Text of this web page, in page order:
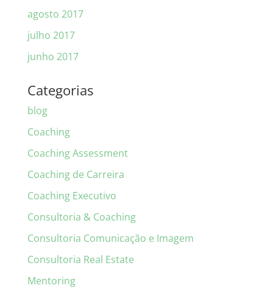
agosto 2017
julho 2017
junho 2017
Categorias
blog
Coaching
Coaching Assessment
Coaching de Carreira
Coaching Executivo
Consultoria & Coaching
Consultoria Comunicação e Imagem
Consultoria Real Estate
Mentoring